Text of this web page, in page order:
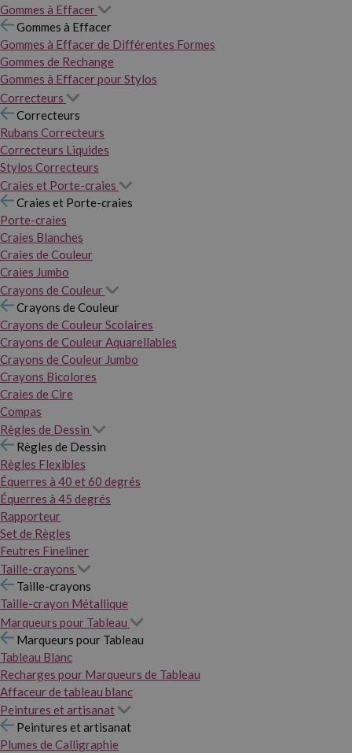
Gommes à Effacer
Gommes à Effacer
Gommes à Effacer de Différentes Formes
Gommes de Rechange
Gommes à Effacer pour Stylos
Correcteurs
Correcteurs
Rubans Correcteurs
Correcteurs Liquides
Stylos Correcteurs
Craies et Porte-craies
Craies et Porte-craies
Porte-craies
Craies Blanches
Craies de Couleur
Craies Jumbo
Crayons de Couleur
Crayons de Couleur
Crayons de Couleur Scolaires
Crayons de Couleur Aquarellables
Crayons de Couleur Jumbo
Crayons Bicolores
Craies de Cire
Compas
Règles de Dessin
Règles de Dessin
Règles Flexibles
Équerres à 40 et 60 degrés
Équerres à 45 degrés
Rapporteur
Set de Règles
Feutres Fineliner
Taille-crayons
Taille-crayons
Taille-crayon Métallique
Marqueurs pour Tableau
Marqueurs pour Tableau
Tableau Blanc
Recharges pour Marqueurs de Tableau
Affaceur de tableau blanc
Peintures et artisanat
Peintures et artisanat
Plumes de Calligraphie